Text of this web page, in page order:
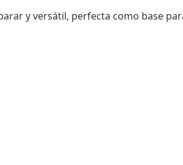
y versátil, perfecta como base